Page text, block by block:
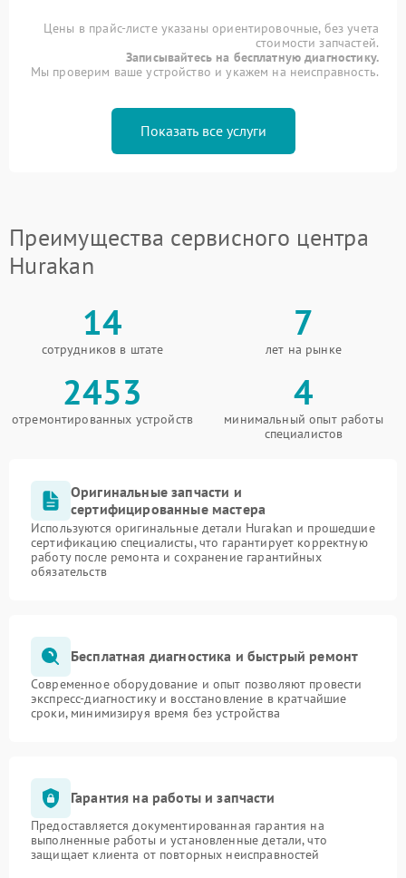
Цены в прайс-листе указаны ориентировочные, без учета
стоимости запчастей.
Записывайтесь на бесплатную диагностику.
Мы проверим ваше устройство и укажем на неисправность.
Показать все услуги
Преимущества сервисного центра
Hurakan
14
сотрудников в штате
7
лет на рынке
2453
отремонтированных устройств
4
минимальный опыт работы
специалистов
Оригинальные запчасти и
сертифицированные мастера
Используются оригинальные детали Hurakan и прошедшие
сертификацию специалисты, что гарантирует корректную
работу после ремонта и сохранение гарантийных
обязательств
Бесплатная диагностика и быстрый ремонт
Современное оборудование и опыт позволяют провести
экспресс-диагностику и восстановление в кратчайшие
сроки, минимизируя время без устройства
Гарантия на работы и запчасти
Предоставляется документированная гарантия на
выполненные работы и установленные детали, что
защищает клиента от повторных неисправностей